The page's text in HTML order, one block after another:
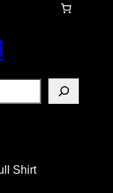
Shirt